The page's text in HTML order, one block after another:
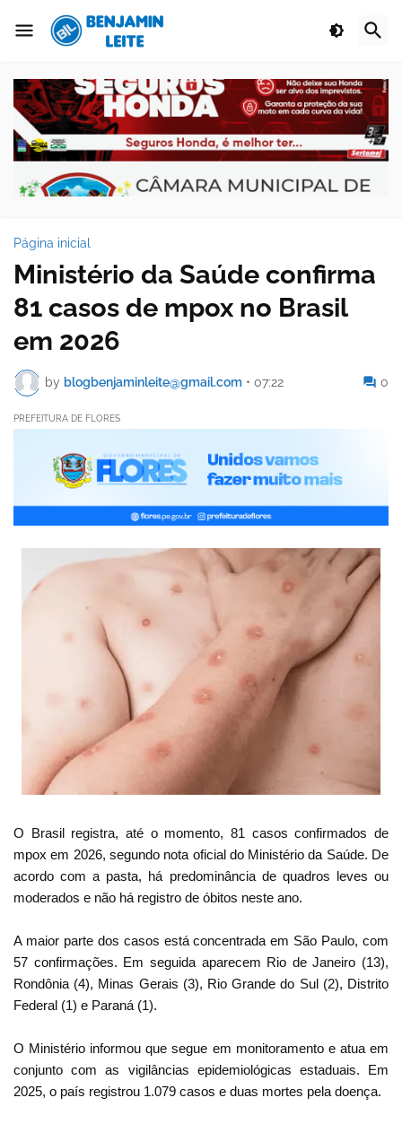
Página inicial
Ministério da Saúde confirma
81 casos de mpox no Brasil
em 2026
by blogbenjaminleite@gmail.com • 07:22 0
PREFEITURA DE FLORES
O Brasil registra, até o momento, 81 casos confirmados de
mpox em 2026, segundo nota oficial do Ministério da Saúde. De
acordo com a pasta, há predominância de quadros leves ou
moderados e não há registro de óbitos neste ano.
A maior parte dos casos está concentrada em São Paulo, com
57 confirmações. Em seguida aparecem Rio de Janeiro (13),
Rondônia (4), Minas Gerais (3), Rio Grande do Sul (2), Distrito
Federal (1) e Paraná (1).
O Ministério informou que segue em monitoramento e atua em
conjunto com as vigilâncias epidemiológicas estaduais. Em
2025, o país registrou 1.079 casos e duas mortes pela doença.